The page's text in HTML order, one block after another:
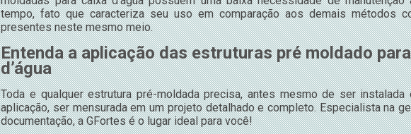
tempo, fato que caracteriza seu uso em comparação aos demais métodos
presentes neste mesmo meio.
Entenda a aplicação das estruturas pré moldado
d’água
Toda e qualquer estrutura pré-moldada precisa, antes mesmo de ser instalada
aplicação, ser mensurada em um projeto detalhado e completo. Especialista na
documentação, a GFortes é o lugar ideal para você!